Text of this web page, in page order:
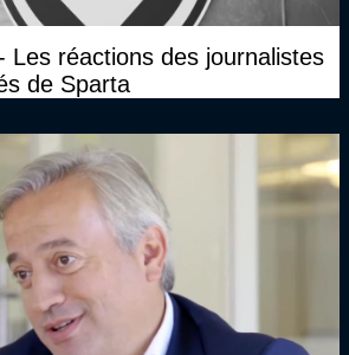
Les réactions des journalistes
de Sparta